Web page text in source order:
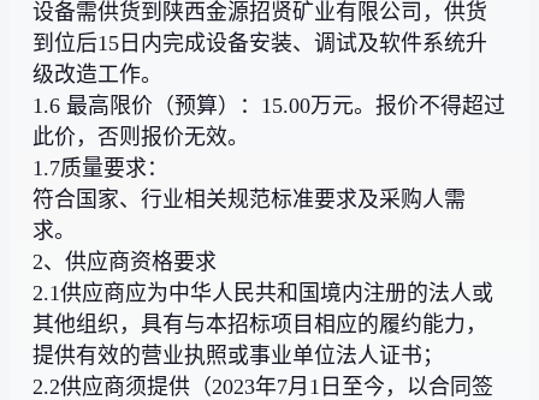
设备需供货到陕西金源招贤矿业有限公司，供货
到位后15日内完成设备安装、调试及软件系统升
级改造工作。
1.6 最高限价（预算）：15.00万元。报价不得超过
此价，否则报价无效。
1.7质量要求：
符合国家、行业相关规范标准要求及采购人需
求。
2、供应商资格要求
2.1供应商应为中华人民共和国境内注册的法人或
其他组织，具有与本招标项目相应的履约能力，
提供有效的营业执照或事业单位法人证书；
2.2供应商须提供（2023年7月1日至今，以合同签